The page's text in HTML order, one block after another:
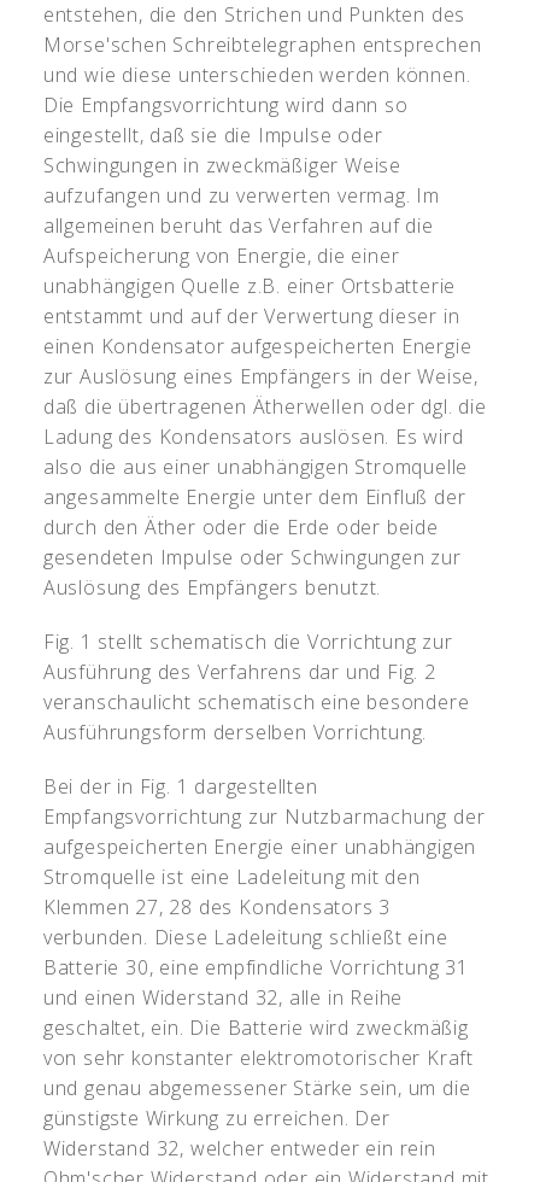
entstehen, die den Strichen und Punkten des
Morse'schen Schreibtelegraphen entsprechen
und wie diese unterschieden werden können.
Die Empfangsvorrichtung wird dann so
eingestellt, daß sie die Impulse oder
Schwingungen in zweckmäßiger Weise
aufzufangen und zu verwerten vermag. Im
allgemeinen beruht das Verfahren auf die
Aufspeicherung von Energie, die einer
unabhängigen Quelle z.B. einer Ortsbatterie
entstammt und auf der Verwertung dieser in
einen Kondensator aufgespeicherten Energie
zur Auslösung eines Empfängers in der Weise,
daß die übertragenen Ätherwellen oder dgl. die
Ladung des Kondensators auslösen. Es wird
also die aus einer unabhängigen Stromquelle
angesammelte Energie unter dem Einfluß der
durch den Äther oder die Erde oder beide
gesendeten Impulse oder Schwingungen zur
Auslösung des Empfängers benutzt.
Fig. 1 stellt schematisch die Vorrichtung zur
Ausführung des Verfahrens dar und Fig. 2
veranschaulicht schematisch eine besondere
Ausführungsform derselben Vorrichtung.
Bei der in Fig. 1 dargestellten
Empfangsvorrichtung zur Nutzbarmachung der
aufgespeicherten Energie einer unabhängigen
Stromquelle ist eine Ladeleitung mit den
Klemmen 27, 28 des Kondensators 3
verbunden. Diese Ladeleitung schließt eine
Batterie 30, eine empfindliche Vorrichtung 31
und einen Widerstand 32, alle in Reihe
geschaltet, ein. Die Batterie wird zweckmäßig
von sehr konstanter elektromotorischer Kraft
und genau abgemessener Stärke sein, um die
günstigste Wirkung zu erreichen. Der
Widerstand 32, welcher entweder ein rein